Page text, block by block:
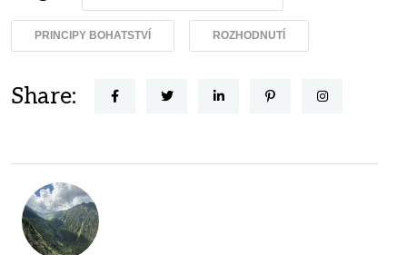
PRINCIPY BOHATSTVÍ ROZHODNUTÍ
Share: